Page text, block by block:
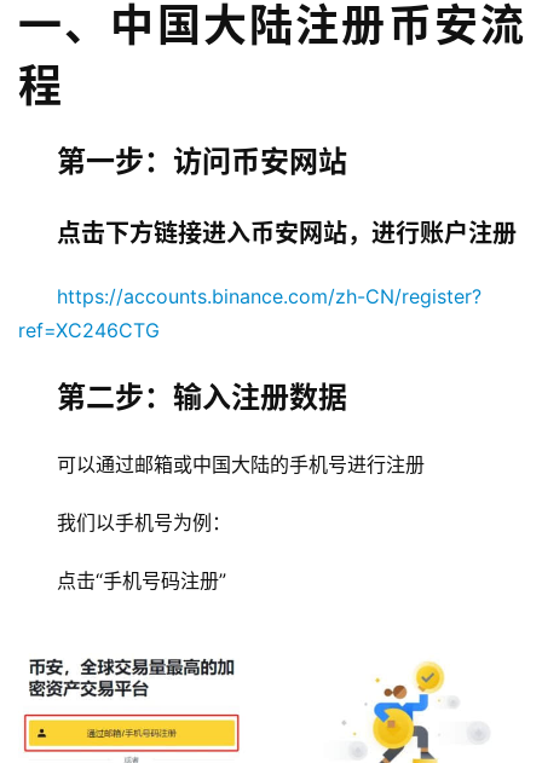
一、中国大陆注册币安流
程
第一步：访问币安网站
点击下方链接进入币安网站，进行账户注册
https://accounts.binance.com/zh-CN/register?
ref=XC246CTG
第二步：输入注册数据
可以通过邮箱或中国大陆的手机号进行注册
我们以手机号为例：
点击“手机号码注册”